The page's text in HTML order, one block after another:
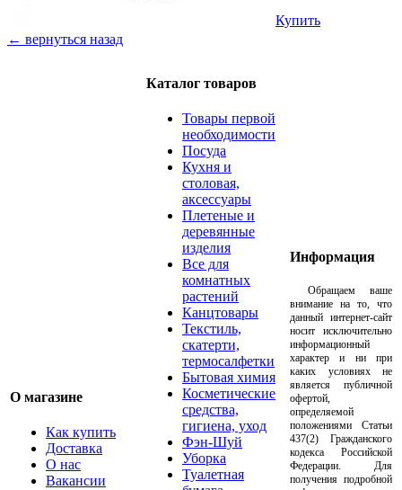
Купить
← вернуться назад
О магазине
Как купить
Доставка
О нас
Вакансии
Каталог товаров
Товары первой
необходимости
Посуда
Кухня и
столовая,
аксессуары
Плетеные и
деревянные
изделия
Все для
комнатных
растений
Канцтовары
Текстиль,
скатерти,
термосалфетки
Бытовая химия
Косметические
средства,
гигиена, уход
Фэн-Шуй
Уборка
Туалетная
Информация
Обращаем ваше
внимание на то, что
данный интернет-сайт
носит исключительно
информационный
характер и ни при
каких условиях не
является публичной
офертой,
определяемой
положениями Статьи
437(2) Гражданского
кодекса Российской
Федерации. Для
получения подробной